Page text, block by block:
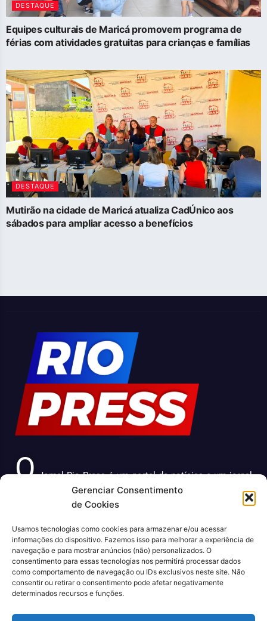
Gerenciar Consentimento
de Cookies
Usamos tecnologias como cookies para armazenar e/ou acessar
informações do dispositivo. Fazemos isso para melhorar a experiência de
navegação e para mostrar anúncios (não) personalizados. O
consentimento para essas tecnologias nos permitirá processar dados
como comportamento de navegação ou IDs exclusivos neste site. Não
consentir ou retirar o consentimento pode afetar negativamente
determinados recursos e funções.
DESTAQUE
Equipes culturais de Maricá promovem programa de
férias com atividades gratuitas para crianças e famílias
DESTAQUE
Mutirão na cidade de Maricá atualiza CadÚnico aos
sábados para ampliar acesso a benefícios
O Jornal Rio Press é um portal de notícias e um jornal
impresso que cobre diversas notícias sobre a cidade do
Rio de Janeiro. Com uma abordagem abrangente e
sobre política, economia, cultura, entre outros temas
relevantes para a população carioca. Além disso, o Jornal
Rio Press oferece conteúdo exclusivo em sua versão
online, trazendo ainda mais facilidade e comodidade para
seus leitores.